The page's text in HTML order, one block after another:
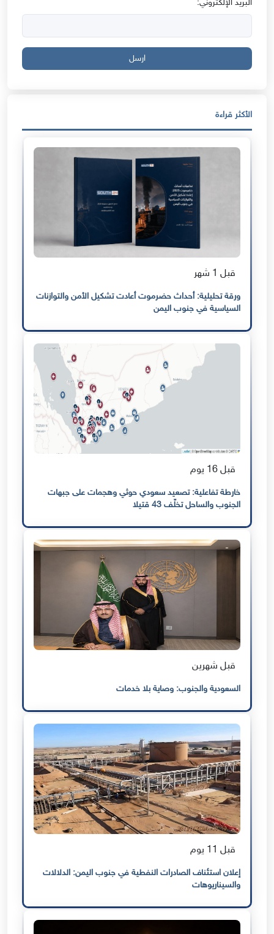
البريد الإلكتروني:
ارسل
الأكثر قراءة
قبل 1 شهر
ورقة تحليلية: أحداث حضرموت أعادت تشكيل الأمن والتوازنات
السياسية في جنوب اليمن
قبل 16 يوم
خارطة تفاعلية: تصعيد سعودي حوثي وهجمات على جبهات
الجنوب والساحل تخلّف 43 قتيلا
قبل شهرين
السعودية والجنوب: وصاية بلا خدمات
قبل 11 يوم
إعلان استئناف الصادرات النفطية في جنوب اليمن: الدلالات
والسيناريوهات